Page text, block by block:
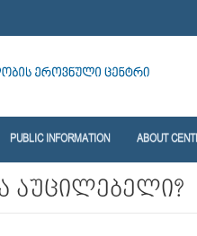
PUBLIC INFORMATION ABOUT
აუცილებელი?